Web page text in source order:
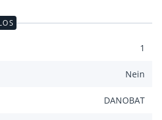
1
Nein
DANOBAT